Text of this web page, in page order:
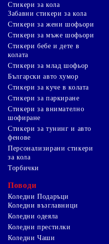
Стикери за кола
Забавни стикери за кола
Стикери за жени шофьори
Стикери за мъже шофьори
Стикери бебе и дете в
колата
Стикери за млад шофьор
Български авто хумор
Стикери за куче в колата
Стикери за паркиране
Стикери за внимателно
шофиране
Стикери за тунинг и авто
фенове
Персонализирани стикери
за кола
Торбички
Поводи
Коледни Подаръци
Коледни възглавници
Коледни одеяла
Коледни престилки
Коледни Чаши